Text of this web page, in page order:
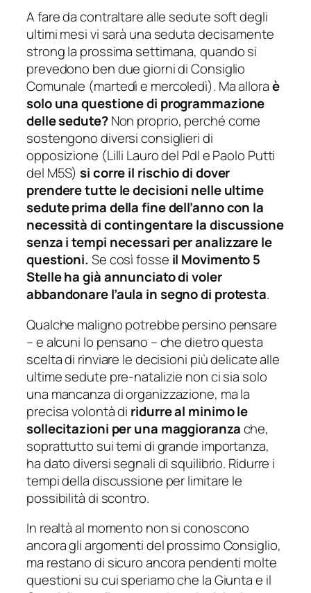
A fare da contraltare alle sedute softdegli
ultimi mesi vi sarà una seduta decisamente
strongla prossima settimana, quando si
prevedono ben due giorni di Consiglio
Comunale (martedì e mercoledì). Ma alloraè
solo una questione di programmazione
delle sedute?Non proprio, perché come
sostengono diversi consiglieri di
opposizione (Lilli Lauro del Pdl e Paolo Putti
del M5S)si corre il rischio di dover
prendere tutte le decisioni nelle ultime
sedute prima della fine dell’anno con la
necessità di contingentare la discussione
senza i tempi necessari per analizzare le
questioni. Se così fosse il Movimento 5
Stelle ha già annunciato di voler
abbandonare l’aula in segno di protesta.
Qualche maligno potrebbe persino pensare
– e alcuni lo pensano – che dietro questa
scelta di rinviare le decisioni più delicate alle
ultime sedute pre-natalizie non ci sia solo
una mancanza di organizzazione, ma la
precisa volontà di ridurre al minimo le
sollecitazioni per una maggioranzache,
soprattutto sui temi di grande importanza,
ha dato diversi segnali di squilibrio. Ridurre i
tempi della discussione per limitare le
possibilità di scontro.
In realtà al momento non si conoscono
ancora gli argomenti del prossimo Consiglio,
ma restano di sicuro ancora pendenti molte
questioni su cui speriamo che la Giunta e il